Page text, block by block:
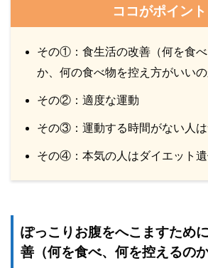
ココがポイント
その①：食生活の改善（何を食
か、何の食べ物を控え方がいいの
その②：適度な運動
その③：運動する時間がない人は
その④：本気の人はダイエット遺
ぽっこりお腹をへこますため
善（何を食べ、何を控えるのか